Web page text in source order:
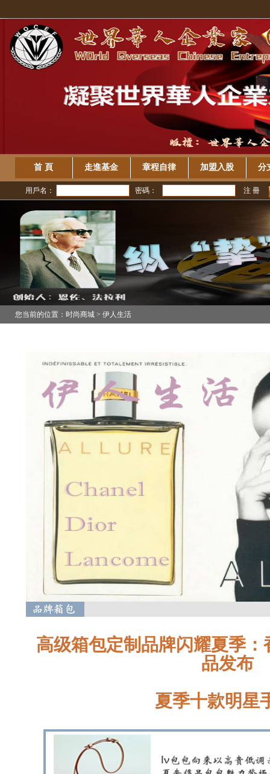
首 頁 走進基金 章程自律 加盟入股 分
用戶名： 密碼： 注 冊
您当前的位置：时尚商城 > 伊人生活
高级箱包定制品牌闪耀夏季：
品发布
夏季十款明星